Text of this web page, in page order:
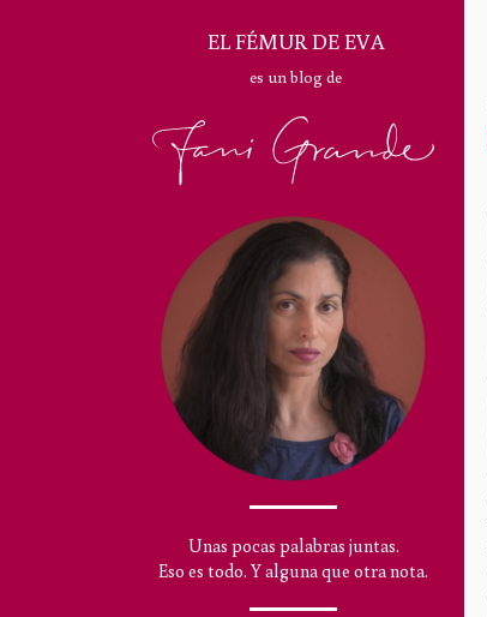
EL FÉMUR DE EVA
es un blog de
Unas pocas palabras juntas.
Eso es todo. Y alguna que otra nota.